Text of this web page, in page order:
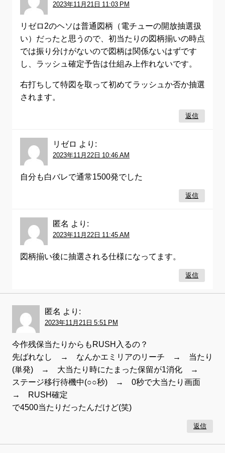
2023年11月21日 11:03 PM
リゼロ2のヘソは普通図柄（電チューの開放抽選扱
い）だったと思うので、初当たりの図柄揃いの時点
では振り分けがないので図柄は関係ないはずです
し、ラッシュ確定予告は仕組み上作れないです。
右打ちして特図を取って初めてラッシュか否か抽選
されます。
返信
リゼロ より:
2023年11月22日 10:46 AM
自分も白バレで通常1500発でした
返信
匿名 より:
2023年11月22日 11:45 AM
図柄揃い後に抽選される仕様になってます。
返信
匿名 より:
2023年11月21日 5:51 PM
今作残保当たりからもRUSH入るの？
先ばれなし → なんかエミリアのリーチ → 当たり
(単発) → 大当たり時にたまった保留が1消化 →
ステージ移行待機中(○○秒) → 0秒で大当たり画面
→ RUSH確定
で4500当たりだったんだけど(笑)
返信